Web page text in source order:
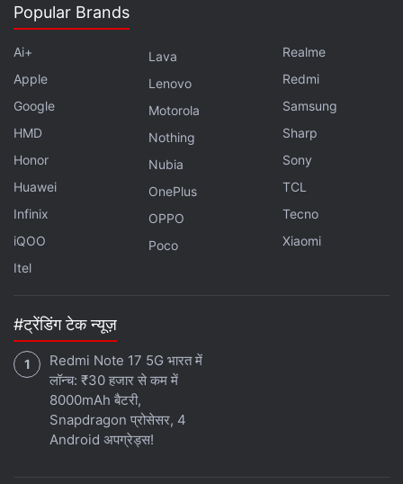
Popular Brands
Ai+
Apple
Google
HMD
Honor
Huawei
Infinix
iQOO
Itel
Lava
Lenovo
Motorola
Nothing
Nubia
OnePlus
OPPO
Poco
Realme
Redmi
Samsung
Sharp
Sony
TCL
Tecno
Xiaomi
#ट्रेंडिंग टेक न्यूज़
Redmi Note 17 5G भारत में
लॉन्च: ₹30 हजार से कम में
8000mAh बैटरी,
Snapdragon प्रोसेसर, 4
Android अपग्रेड्स!